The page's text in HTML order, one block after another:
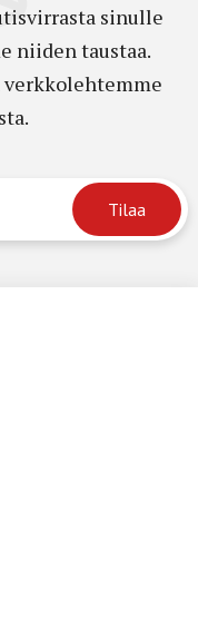
sinulle
niiden taustaa.